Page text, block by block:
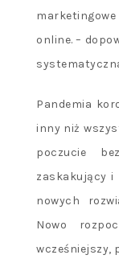
online. –
Pandemia
inny niż
poczucie
zaskakujący i
nowych
Nowo
wcześniejszy,